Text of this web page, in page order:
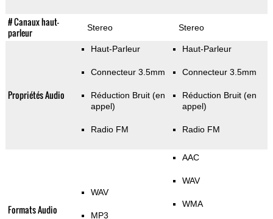
# Canaux haut-
parleur
Stereo Stereo
Propriétés Audio
Haut-Parleur
Connecteur 3.5mm
Réduction Bruit (en
appel)
Radio FM
Haut-Parleur
Connecteur 3.5mm
Réduction Bruit (en
appel)
Radio FM
Formats Audio
WAV
MP3
AAC
WAV
WMA